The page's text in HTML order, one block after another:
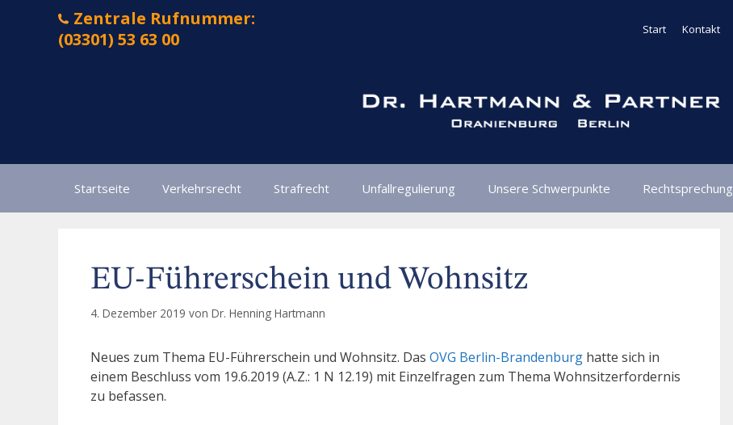
Zentrale Rufnummer:
(03301) 53 63 00
Start Kontakt
Startseite Verkehrsrecht Strafrecht Unfallregulierung Unsere Schwerpunkte Rechtsprechung
EU-Führerschein und Wohnsitz
4. Dezember 2019 von Dr. Henning Hartmann
Neues zum Thema EU-Führerschein und Wohnsitz. Das OVG Berlin-Brandenburg hatte sich in
einem Beschluss vom 19.6.2019 (A.Z.: 1 N 12.19) mit Einzelfragen zum Thema Wohnsitzerfordernis
zu befassen.